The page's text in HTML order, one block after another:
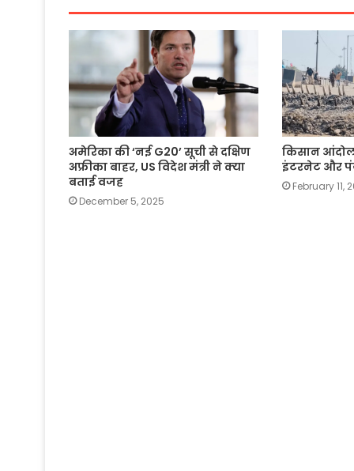
अमेरिका की ‘नई G20’ सूची से दक्षिण
अफ्रीका बाहर, US विदेश मंत्री ने क्या
बताई वजह
December 5, 2025
किसान
इंटरनेट और
February 11,